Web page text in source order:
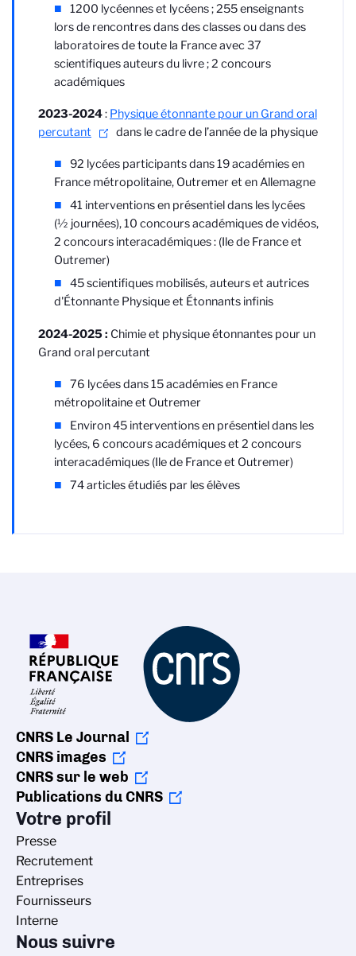
1200 lycéennes et lycéens ; 255 enseignants
lors de rencontres dans des classes ou dans des
laboratoires de toute la France avec 37
scientifiques auteurs du livre ; 2 concours
académiques
2023-2024: Physique étonnante pour un Grand oral
percutant
dans le cadre de l’année de la physique
92 lycées participants dans 19 académies en
France métropolitaine, Outremer et en Allemagne
41 interventions en présentiel dans les lycées
(½ journées), 10 concours académiques de vidéos,
2 concours interacadémiques : (Ile de France et
Outremer)
45 scientifiques mobilisés, auteurs et autrices
d'Étonnante Physique et Étonnants infinis
2024-2025 : Chimie et physique étonnantes pour un
Grand oral percutant
76 lycées dans 15 académies en France
métropolitaine et Outremer
Environ 45 interventions en présentiel dans les
lycées, 6 concours académiques et 2 concours
interacadémiques (Ile de France et Outremer)
74 articles étudiés par les élèves
CNRS Le Journal
CNRS images
CNRS sur le web
Publications du CNRS
Votre profil
Presse
Recrutement
Entreprises
Fournisseurs
Interne
Nous suivre